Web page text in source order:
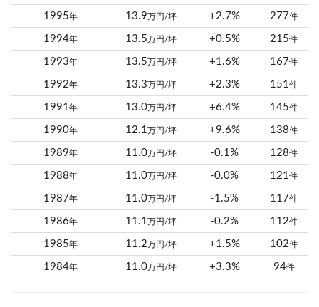
1995年 13.9 万円/坪 +2.7% 277件
1994年 13.5 万円/坪 +0.5% 215件
1993年 13.5 万円/坪 +1.6% 167件
1992年 13.3 万円/坪 +2.3% 151件
1991年 13.0 万円/坪 +6.4% 145件
1990年 12.1 万円/坪 +9.6% 138件
1989年 11.0 万円/坪 -0.1% 128件
1988年 11.0 万円/坪 -0.0% 121件
1987年 11.0 万円/坪 -1.5% 117件
1986年 11.1 万円/坪 -0.2% 112件
1985年 11.2 万円/坪 +1.5% 102件
1984年 11.0 万円/坪 +3.3% 94件